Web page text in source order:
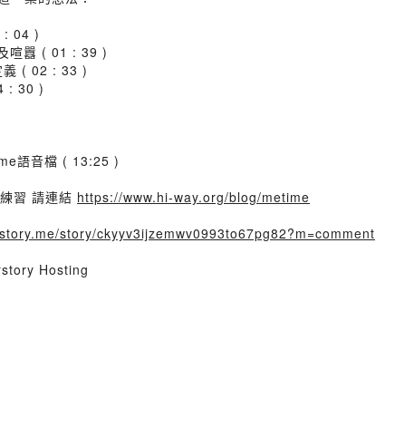
: 04 )
喧囂 ( 01 : 39 )
( 02 : 33 )
: 30 )
語音檔 ( 13:25 )
習 請連結 https://www.hi-way.org/blog/metime
story/ckyyv3ijzemwv0993to67pg82?m=comment
Hosting